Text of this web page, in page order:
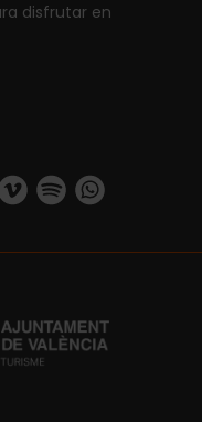
disfrutar en
visit_valencia/
user/
twitter.com/
vimeo.com/
https://https://api.whatsapp.com/